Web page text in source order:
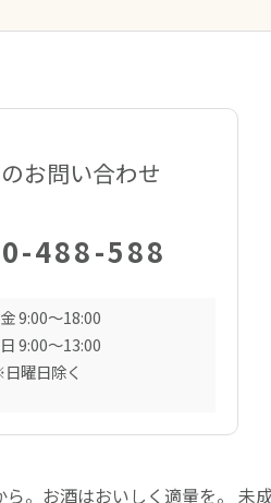
お問い合わせ
488-588
9:00〜18:00
9:00〜13:00
曜日除く
。お酒はおいしく適量を。 未